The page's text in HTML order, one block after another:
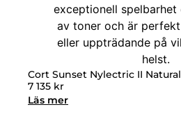
Cort Sunset Nylectric II Natural
7 135 kr
Läs mer